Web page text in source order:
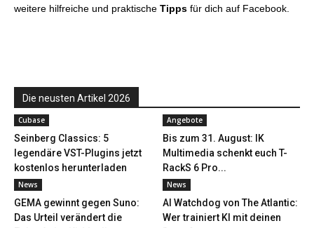
weitere hilfreiche und praktische Tipps für dich auf Facebook.
Die neusten Artikel 2026
Cubase
Seinberg Classics: 5
legendäre VST-Plugins jetzt
kostenlos herunterladen
Angebote
Bis zum 31. August: IK
Multimedia schenkt euch T-
RackS 6 Pro...
News
GEMA gewinnt gegen Suno:
Das Urteil verändert die
News
AI Watchdog von The Atlantic:
Wer trainiert KI mit deinen